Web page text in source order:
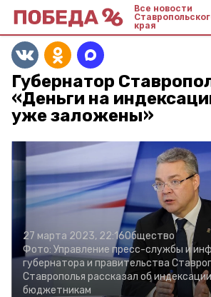
Все новости
края
Губернатор
«Деньги на
уже заложены»
27 марта 2023, 22:16Общество
Фото: Управление пресс-службы и
губернатора и правительства
Ставрополья рассказал об
бюджетникам